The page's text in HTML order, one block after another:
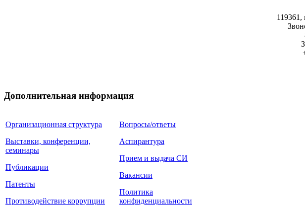
119361,
Дополнительная информация
Организационная структура
Выставки, конференции,
семинары
Публикации
Патенты
Противодействие коррупции
Вопросы/ответы
Аспирантура
Прием и выдача СИ
Вакансии
Политика
конфиденциальности